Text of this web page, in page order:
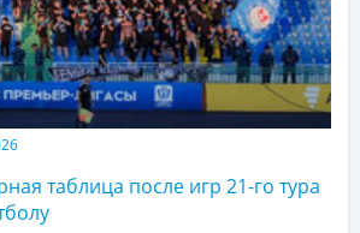
таблица после игр 21-го тура